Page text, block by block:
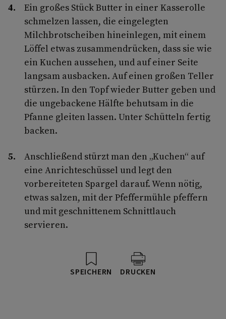
Ein großes Stück Butter in einer Kasserolle
schmelzen lassen, die eingelegten
Milchbrotscheiben hineinlegen, mit einem
Löffel etwas zusammendrücken, dass sie wie
ein Kuchen aussehen, und auf einer Seite
langsam ausbacken. Auf einen großen Teller
stürzen. In den Topf wieder Butter geben und
die ungebackene Hälfte behutsam in die
Pfanne gleiten lassen. Unter Schütteln fertig
backen.
Anschließend stürzt man den „Kuchen“ auf
eine Anrichteschüssel und legt den
vorbereiteten Spargel darauf. Wenn nötig,
etwas salzen, mit der Pfeffermühle pfeffern
und mit geschnittenem Schnittlauch
servieren.
SPEICHERN DRUCKEN